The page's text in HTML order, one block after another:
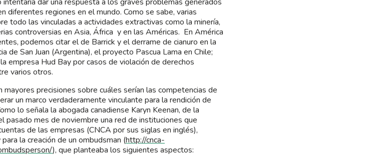
diferentes regiones en el mundo. Como se sabe, varias
todo las vinculadas a actividades extractivas como la minería,
controversias en Asia, África y en las Américas. En América
podemos citar el de Barrick y el derrame de cianuro en la
de San Juan (Argentina), el proyecto Pascua Lama en Chile;
empresa Hud Bay por casos de violación de derechos
varios otros.
precisiones sobre cuáles serían las competencias de
un marco verdaderamente vinculante para la rendición de
lo señala la abogada canadiense Karyn Keenan, de la
pasado mes de noviembre una red de instituciones que
de las empresas (CNCA por sus siglas en inglés),
la creación de un ombudsman (http://cnca-
), que planteaba los siguientes aspectos: